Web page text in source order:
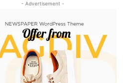
- Advertisement -